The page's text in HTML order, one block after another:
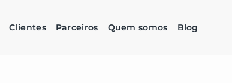
Clientes Parceiros Quem somos Blog